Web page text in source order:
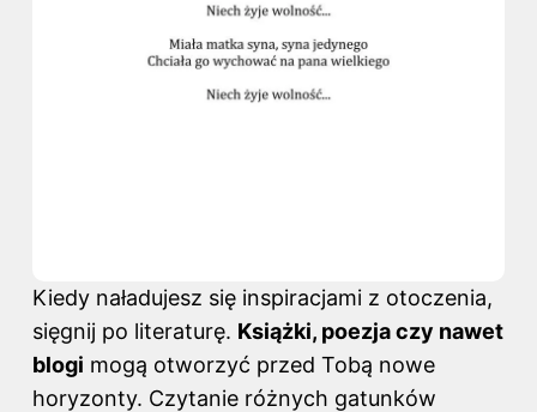
Kiedy naładujesz się inspiracjami z otoczenia,
sięgnij po literaturę. Książki, poezja czy nawet
blogi mogą otworzyć przed Tobą nowe
horyzonty. Czytanie różnych gatunków